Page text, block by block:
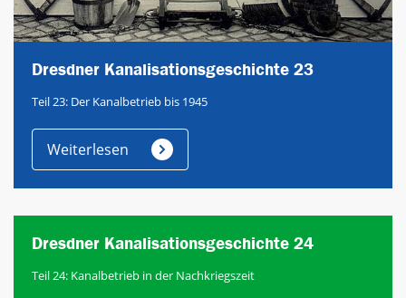
Dresdner Kanalisationsgeschichte 23
Teil 23: Der Kanalbetrieb bis 1945
Weiterlesen
Dresdner Kanalisationsgeschichte 24
Teil 24: Kanalbetrieb in der Nachkriegszeit